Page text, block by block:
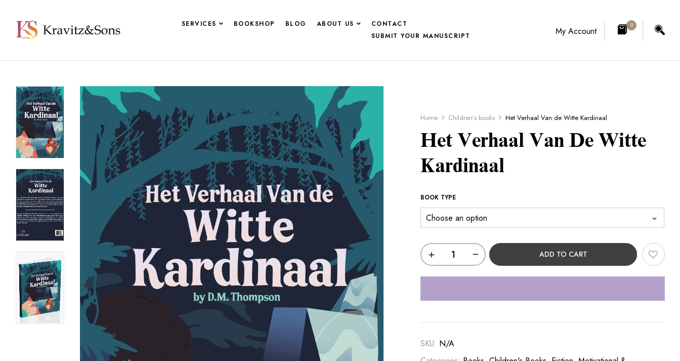
SERVICES BOOKSHOP BLOG ABOUT US
CONTACT
SUBMIT YOUR MANUSCRIPT
My Account
0
Home Children's books Het Verhaal Van de Witte Kardinaal
Het Verhaal Van De Witte
Kardinaal
BOOK TYPE
ADD TO CART
SKU: N/A